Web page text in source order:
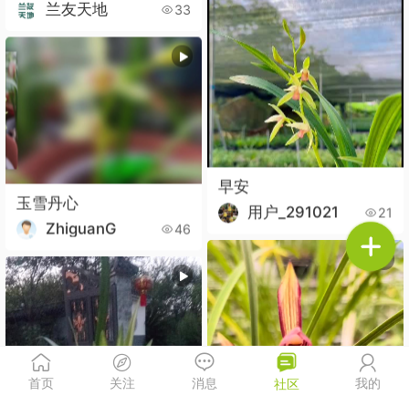
兰友天地
33
早安
用户_291021
21
玉雪丹心
ZhiguanG
46
首页 关注 消息 社区 我的